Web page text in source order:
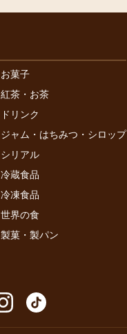
お菓子
紅茶・お茶
ドリンク
ジャム・はちみつ・シロップ
シリアル
冷蔵食品
冷凍食品
世界の食
製菓・製パン